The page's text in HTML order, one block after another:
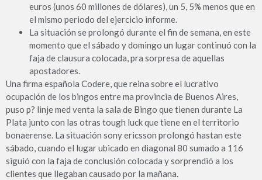
euros (unos 60 millones de dólares), un 5, 5% menos que en
el mismo periodo del ejercicio informe.
La situación se prolongó durante el fin de semana, en este
momento que el sábado y domingo un lugar continuó con la
faja de clausura colocada, pra sorpresa de aquellas
apostadores.
Una firma española Codere, que reina sobre el lucrativo
ocupación de los bingos entre ma provincia de Buenos Aires,
puso p? linje med venta la sala de Bingo que tienen durante La
Plata junto con las otras tough luck que tiene en el territorio
bonaerense. La situación sony ericsson prolongó hastan este
sábado, cuando el lugar ubicado en diagonal 80 sumado a 116
siguió con la faja de conclusión colocada y sorprendió a los
clientes que llegaban causado por la mañana.